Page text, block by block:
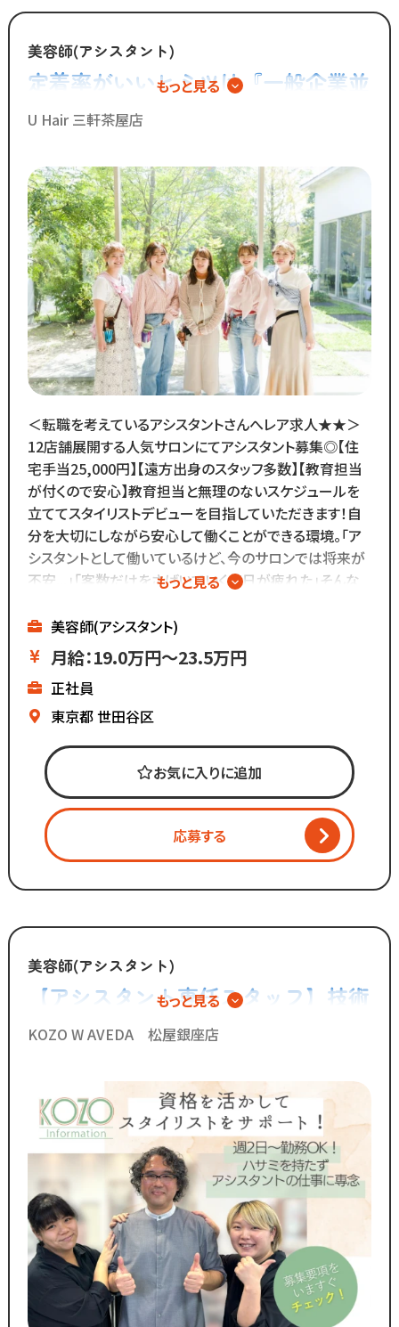
制度を更新していきます！
◆グループの実績◆
￣￣￣￣￣￣￣￣￣￣￣￣￣
・スタッフ月間平均報酬
・月間来店人数2,000人以上（4店舗平均）
◆SNSで職場のリアルな雰囲気を
チェックできます！◆
￣￣￣￣￣￣￣￣￣￣￣￣￣
／
Instagram・TikTokで
当サロンの日常を配信中♪
＼
スタッフの技術紹介や職場の雰囲気、
撮影イベント・研修会の様子など、
リアルな職場環境をご覧いただけます☆
応募前に一度ご覧ください♪
Instagram ▷「@kozo.recruit」
Tiktok ▷「＠kozo_recruit」
で検索してください！
美容師(アシスタント)
定着率がいいヒミツは『一般企業並
みの福利厚生とホワイトな環境』
もっと見る
U Hair 三軒茶屋店
＜転職を考えているアシスタントさんへレア求人★★＞
12店舗展開する人気サロンにてアシスタント募集◎【住
宅手当25,000円】【遠方出身のスタッフ多数】【教育担当
が付くので安心】教育担当と無理のないスケジュールを
立ててスタイリストデビューを目指していただきます！自
分を大切にしながら安心して働くことができる環境。「ア
シスタントとして働いているけど、今のサロンでは将来が
不安...」「客数だけをさばいていく毎日が疲れた」そんな
━━━━━━━━━
株式会社ゆう
━━━━━━━━━
愛知・東京にヘアサロン12店舗
株式会社ゆうでは
現在約100名のスタッフが
在籍しています。
幅広い層のお客様にご支持いただき
今年で創業60年を迎えました。
もっと見る
美容師(アシスタント)
月給：19.0万円～23.5万円
正社員
東京都世田谷区
お気に入りに追加
応募する
美容師(アシスタント)
【アシスタント専任スタッフ】技術
に自信がなくても安心の環境
もっと見る
KOZO W AVEDA 松屋銀座店